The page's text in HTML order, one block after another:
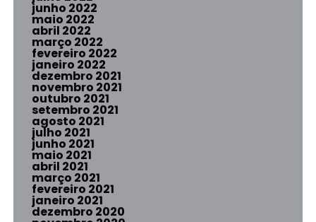
junho 2022
maio 2022
abril 2022
março 2022
fevereiro 2022
janeiro 2022
dezembro 2021
novembro 2021
outubro 2021
setembro 2021
agosto 2021
julho 2021
junho 2021
maio 2021
abril 2021
março 2021
fevereiro 2021
janeiro 2021
dezembro 2020